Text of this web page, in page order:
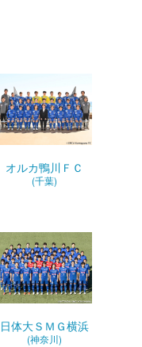
オルカ鴨川ＦＣ
(千葉)
日体大ＳＭＧ横浜
(神奈川)